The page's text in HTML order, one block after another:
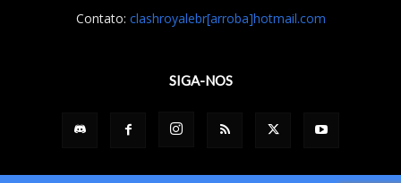
Contato: clashroyalebr[arroba]hotmail.com
SIGA-NOS